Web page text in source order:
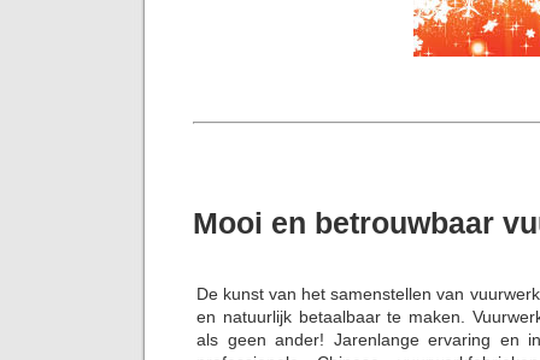
Mooi en betrouwbaar
De kunst van het samenstellen van
en natuurlijk betaalbaar te maken.
als geen ander! Jarenlange ervaring en